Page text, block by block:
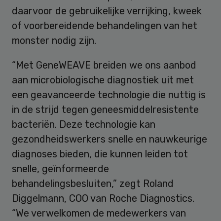
daarvoor de gebruikelijke verrijking, kweek
of voorbereidende behandelingen van het
monster nodig zijn.
“Met GeneWEAVE breiden we ons aanbod
aan microbiologische diagnostiek uit met
een geavanceerde technologie die nuttig is
in de strijd tegen geneesmiddelresistente
bacteriën. Deze technologie kan
gezondheidswerkers snelle en nauwkeurige
diagnoses bieden, die kunnen leiden tot
snelle, geïnformeerde
behandelingsbesluiten,” zegt Roland
Diggelmann, COO van Roche Diagnostics.
“We verwelkomen de medewerkers van